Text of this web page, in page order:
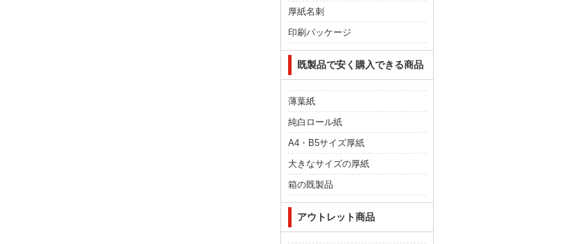
厚紙名刺
印刷パッケージ
既製品で安く購入できる商品
薄葉紙
純白ロール紙
A4・B5サイズ厚紙
大きなサイズの厚紙
箱の既製品
アウトレット商品